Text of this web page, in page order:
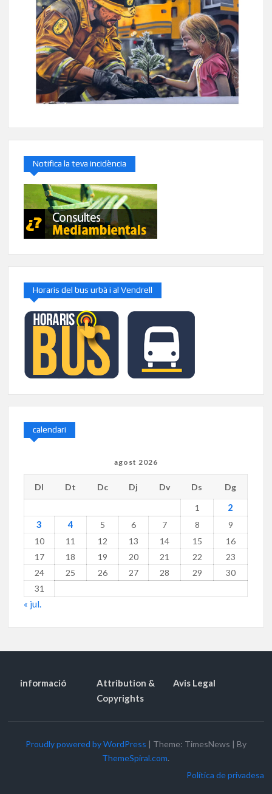
Notifica la teva incidència
Horaris del bus urbà i al Vendrell
calendari
agost 2026
Dl Dt Dc Dj Dv Ds
Dg
1
2
3
4 5 6 7 8
9
10
11 12 13 14 15
16
17
18 19 20 21 22
23
24
25 26 27 28 29
30
31
« jul.
informació
Attribution &
Copyrights
Avis Legal
Proudly powered by WordPress | Theme: TimesNews | By
ThemeSpiral.com.
Política de privadesa